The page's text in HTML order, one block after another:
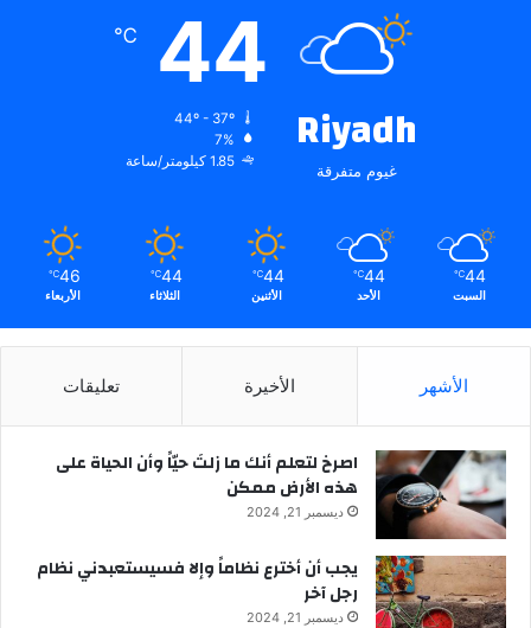
Riyadh
غيوم متفرقة
44
℃
7%
1.85 كيلومتر/ساعة
44
℃
السبت
44
℃
الأحد
44
℃
الأثنين
44
℃
الثلاثاء
46
℃
الأربعاء
الأشهر الأخيرة تعليقات
‫اصرخ لتعلم أنك ما زلتَ حيّاً وأن الحياة على
هذه الأرض ممكن
ديسمبر 21, 2024
يجب أن أخترع نظاماً وإلا فسيستعبدني نظام
رجل آخر
ديسمبر 21, 2024